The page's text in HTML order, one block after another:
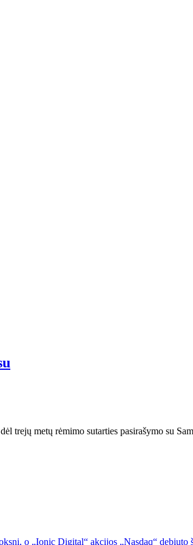
trejų metų rėmimo sutarties pasirašymo su
o „Ionic Digital“ akcijos „Nasdaq“ debiuto